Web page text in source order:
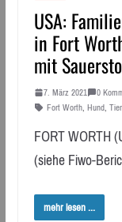
USA:
in Fort
mit
7. März 2021
0
Fort Worth, Hund,
FORT WORTH
(siehe Fiwo-
mehr lesen ...